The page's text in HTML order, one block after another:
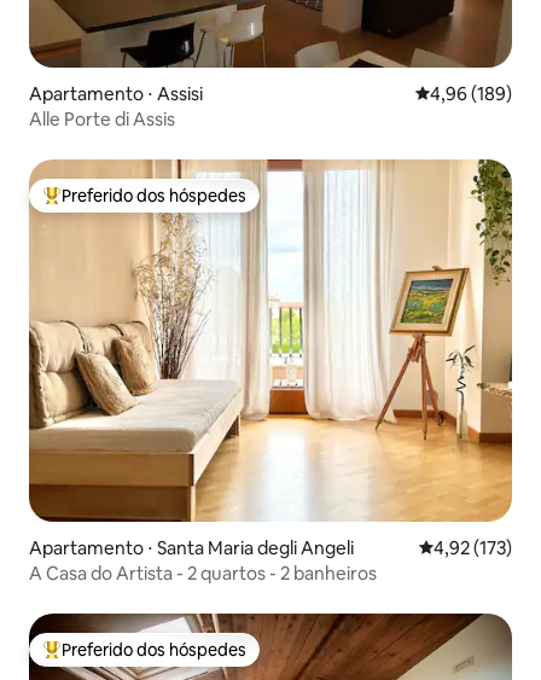
Apartamento ⋅ Assisi 4,96 de uma
4,96 (189)
Alle Porte di Assis
Entre os melhores preferidos dos hóspedes
Preferido dos hóspedes
Apartamento ⋅ Santa Maria degli Angeli 4,92 de uma
4,92 (173)
A Casa do Artista - 2 quartos - 2 banheiros
Entre os melhores preferidos dos hóspedes
Preferido dos hóspedes